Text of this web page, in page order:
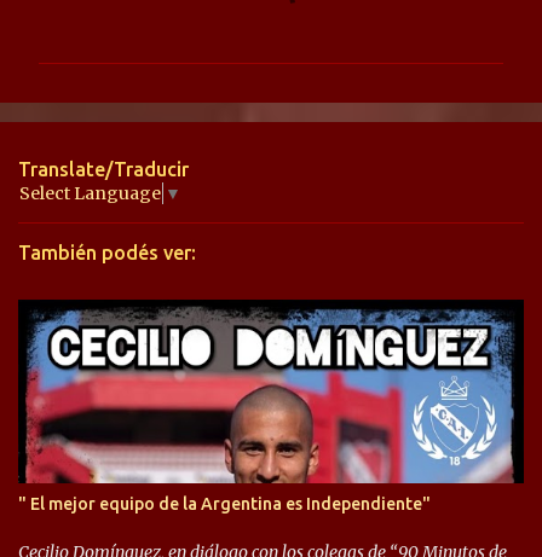
n
a
r
i
s
Translate/Traducir
Select Language ▼
También podés ver:
" El mejor equipo de la Argentina es Independiente"
Cecilio Domínguez, en diálogo con los colegas de “90 Minutos de